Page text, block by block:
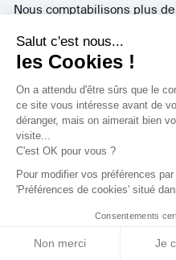
Salut c'est nous...
les Cookies !
On a attendu d'être sûrs que le
ce site vous intéresse avant de
déranger, mais on aimerait bien
visite...
C'est OK pour vous ?
Pour modifier vos préférences
'Préférences de cookies' situé
Consentements
Non merci Je
Nous comptabilisons plus
d'intérieur, décorateurs,
vérifiés un à
Un
Nos Experts Travaux vous
(architecte, architecte